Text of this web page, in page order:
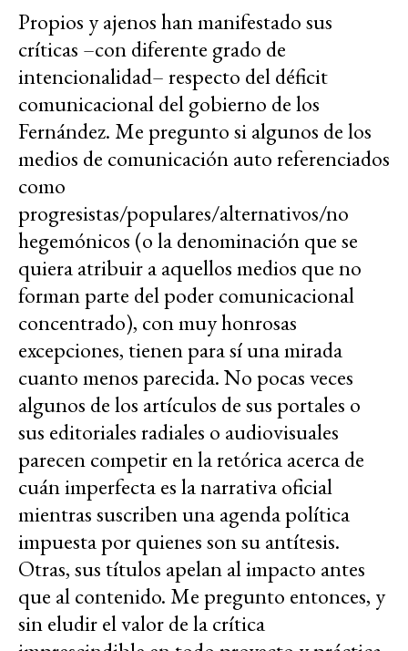
Propios y ajenos han manifestado sus
críticas –con diferente grado de
intencionalidad– respecto del déficit
comunicacional del gobierno de los
Fernández. Me pregunto si algunos de los
medios de comunicación auto referenciados
como
progresistas/populares/alternativos/no
hegemónicos (o la denominación que se
quiera atribuir a aquellos medios que no
forman parte del poder comunicacional
concentrado), con muy honrosas
excepciones, tienen para sí una mirada
cuanto menos parecida. No pocas veces
algunos de los artículos de sus portales o
sus editoriales radiales o audiovisuales
parecen competir en la retórica acerca de
cuán imperfecta es la narrativa oficial
mientras suscriben una agenda política
impuesta por quienes son su antítesis.
Otras, sus títulos apelan al impacto antes
que al contenido. Me pregunto entonces, y
sin eludir el valor de la crítica